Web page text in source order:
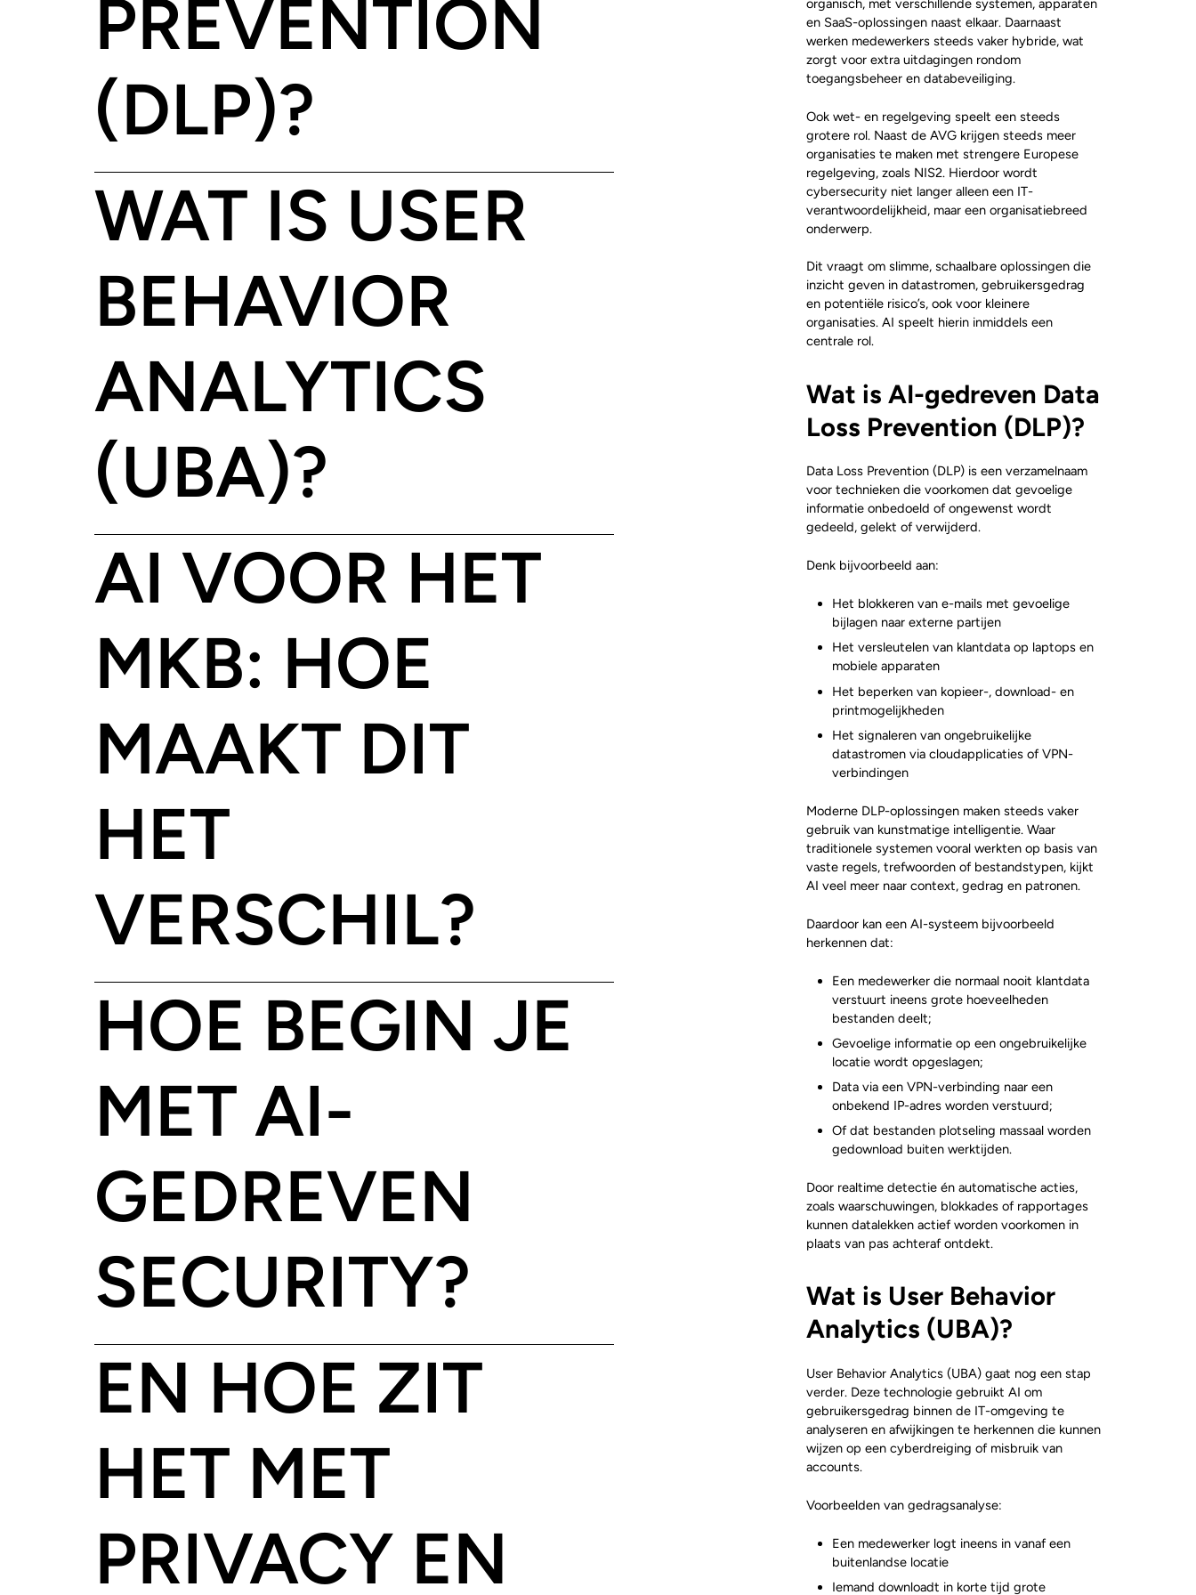
PREVENTION
(DLP)?
WAT IS USER
BEHAVIOR
ANALYTICS
(UBA)?
AI VOOR HET
MKB: HOE
MAAKT DIT
HET
VERSCHIL?
HOE BEGIN JE
MET AI-
GEDREVEN
SECURITY?
EN HOE ZIT
HET MET
PRIVACY EN
organisch, met verschillende systemen, apparaten
en SaaS-oplossingen naast elkaar. Daarnaast
werken medewerkers steeds vaker hybride, wat
zorgt voor extra uitdagingen rondom
toegangsbeheer en databeveiliging.
Ook wet- en regelgeving speelt een steeds
grotere rol. Naast de AVG krijgen steeds meer
organisaties te maken met strengere Europese
regelgeving, zoals NIS2. Hierdoor wordt
cybersecurity niet langer alleen een IT-
verantwoordelijkheid, maar een organisatiebreed
onderwerp.
Dit vraagt om slimme, schaalbare oplossingen die
inzicht geven in datastromen, gebruikersgedrag
en potentiële risico’s, ook voor kleinere
organisaties. AI speelt hierin inmiddels een
centrale rol.
Wat is AI-gedreven Data
Loss Prevention (DLP)?
Data Loss Prevention (DLP) is een verzamelnaam
voor technieken die voorkomen dat gevoelige
informatie onbedoeld of ongewenst wordt
gedeeld, gelekt of verwijderd.
Denk bijvoorbeeld aan:
Het blokkeren van e-mails met gevoelige
bijlagen naar externe partijen
Het versleutelen van klantdata op laptops en
mobiele apparaten
Het beperken van kopieer-, download- en
printmogelijkheden
Het signaleren van ongebruikelijke
datastromen via cloudapplicaties of VPN-
verbindingen
Moderne DLP-oplossingen maken steeds vaker
gebruik van kunstmatige intelligentie. Waar
traditionele systemen vooral werkten op basis van
vaste regels, trefwoorden of bestandstypen, kijkt
AI veel meer naar context, gedrag en patronen.
Daardoor kan een AI-systeem bijvoorbeeld
herkennen dat:
Een medewerker die normaal nooit klantdata
verstuurt ineens grote hoeveelheden
bestanden deelt;
Gevoelige informatie op een ongebruikelijke
locatie wordt opgeslagen;
Data via een VPN-verbinding naar een
onbekend IP-adres worden verstuurd;
Of dat bestanden plotseling massaal worden
gedownload buiten werktijden.
Door realtime detectie én automatische acties,
zoals waarschuwingen, blokkades of rapportages
kunnen datalekken actief worden voorkomen in
plaats van pas achteraf ontdekt.
Wat is User Behavior
Analytics (UBA)?
User Behavior Analytics (UBA) gaat nog een stap
verder. Deze technologie gebruikt AI om
gebruikersgedrag binnen de IT-omgeving te
analyseren en afwijkingen te herkennen die kunnen
wijzen op een cyberdreiging of misbruik van
accounts.
Voorbeelden van gedragsanalyse:
Een medewerker logt ineens in vanaf een
buitenlandse locatie
Iemand downloadt in korte tijd grote